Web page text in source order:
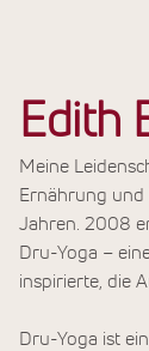
Edith
Meine
Ernährung und
Jahren. 2008
Dru-Yoga –
inspirierte, die
Dru-Yoga ist